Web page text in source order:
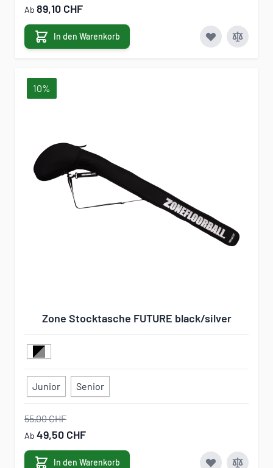
Ab 89,10 CHF
In den Warenkorb
10%
Zone Stocktasche FUTURE black/silver
Junior Senior
55,00 CHF
Ab 49,50 CHF
In den Warenkorb